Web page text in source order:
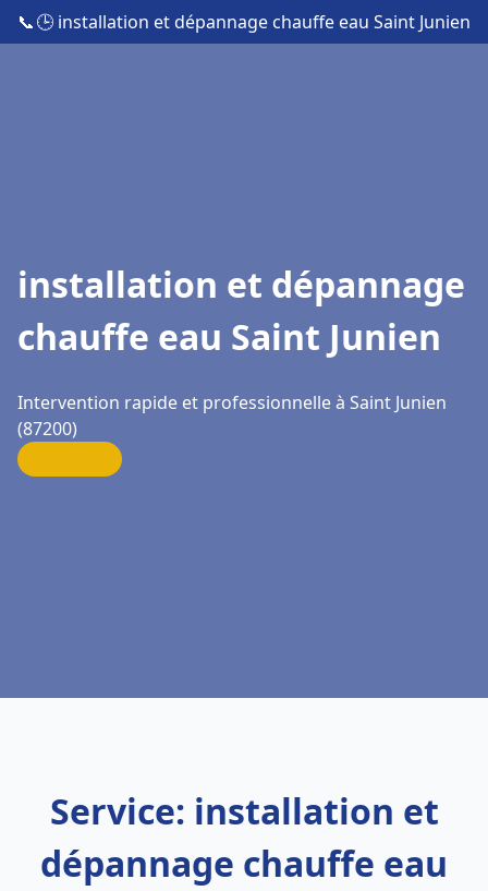
📞🕒 installation et dépannage chauffe eau Saint Junien
installation et dépannage
chauffe eau Saint Junien
Intervention rapide et professionnelle à Saint Junien
(87200)
Service: installation et
dépannage chauffe eau